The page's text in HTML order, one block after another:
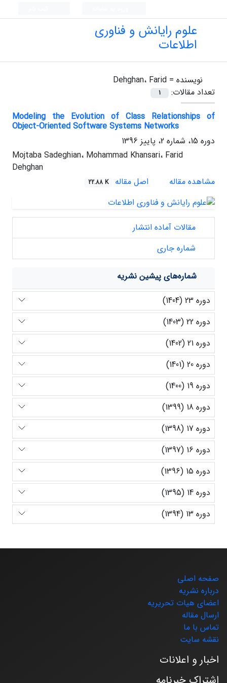
علوم رایانش و فناوری
اطلاعات
نویسنده = Dehghan، Farid
تعداد مقالات:
1
Modeling the Evolution of Class Relationships of
Object-Oriented Software Systems Networks
دوره 15، شماره 2، پاییز 1396
Mojtaba Sadeghian، Mohammad Khansari، Farid
Dehghan
مشاهده مقاله
اصل مقاله 22.88 K
مقالات آماده انتشار
شماره جاری
شماره‌های پیشین نشریه
دوره 23 (1404)
دوره 22 (1403)
دوره 21 (1402)
دوره 20 (1401)
دوره 19 (1400)
دوره 18 (1399)
دوره 17 (1398)
دوره 16 (1397)
دوره 15 (1396)
دوره 14 (1395)
دوره 13 (1394)
صفحه اصلی
درباره نشریه
اعضای هیات تحریریه
ارسال مقاله
تماس با ما
نقشه سایت
اخبار و اعلانات